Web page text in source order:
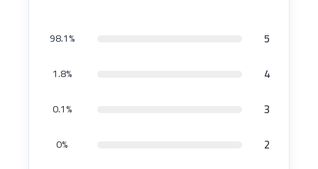
5
98.1%
4
1.8%
3
0.1%
2
0%